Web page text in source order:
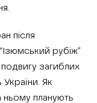
після
рубіж”
загиблих
Як
ньому планують